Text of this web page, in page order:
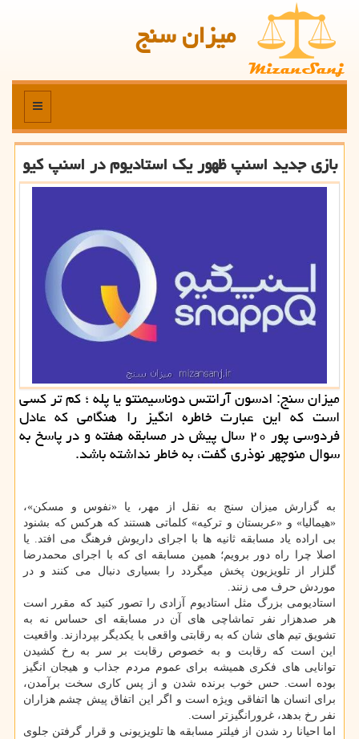
میزان سنج
منو
بازی جدید اسنپ ظهور یك استادیوم در اسنپ كیو
میزان سنج: ادسون آرانتس دوناسیمنتو یا پله ؛ كم تر كسی
است كه این عبارت خاطره انگیز را هنگامی كه عادل
فردوسی پور ۲۰ سال پیش در مسابقه هفته و در پاسخ به
سوال منوچهر نوذری گفت، به خاطر نداشته باشد.
به گزارش میزان سنج به نقل از مهر، یا «نفوس و مسكن»،
«هیمالیا» و «عربستان و تركیه» كلماتی هستند كه هركس كه بشنود
بی اراده یاد مسابقه ثانیه ها با اجرای داریوش فرهنگ می افتد. یا
اصلا چرا راه دور برویم؛ همین مسابقه ای كه با اجرای محمدرضا
گلزار از تلویزیون پخش میگردد را بسیاری دنبال می كنند و در
موردش حرف می زنند.
استادیومی بزرگ مثل استادیوم آزادی را تصور كنید كه مقرر است
هر صدهزار نفر تماشاچی های آن در مسابقه ای حساس نه به
تشویق تیم های شان كه به رقابتی واقعی با یكدیگر بپردازند. واقعیت
این است كه رقابت و به خصوص رقابت بر سر به رخ كشیدن
توانایی های فكری همیشه برای عموم مردم جذاب و هیجان انگیز
بوده است. حس خوب برنده شدن و از پس كاری سخت برآمدن،
برای انسان ها اتفاقی ویژه است و اگر این اتفاق پیش چشم هزاران
نفر رخ بدهد، غرورانگیزتر است.
اما احیانا رد شدن از فیلتر مسابقه ها تلویزیونی و قرار گرفتن جلوی